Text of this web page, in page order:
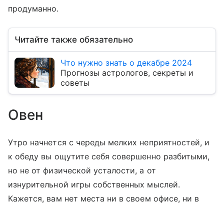
продуманно.
Читайте также обязательно
Что нужно знать о декабре 2024
Прогнозы астрологов, секреты и
советы
Овен
Утро начнется с череды мелких неприятностей, и
к обеду вы ощутите себя совершенно разбитыми,
но не от физической усталости, а от
изнурительной игры собственных мыслей.
Кажется, вам нет места ни в своем офисе, ни в